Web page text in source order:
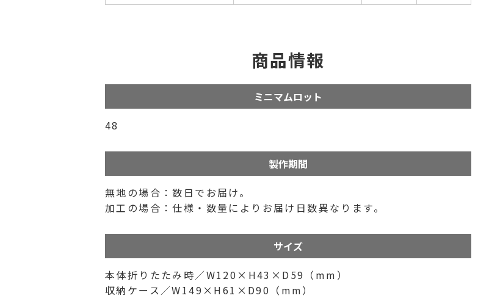
商品情報
ミニマムロット
48
製作期間
無地の場合：数日でお届け。
加工の場合：仕様・数量によりお届け日数異なります。
サイズ
本体折りたたみ時／W120×H43×D59（mm）
収納ケース／W149×H61×D90（mm）